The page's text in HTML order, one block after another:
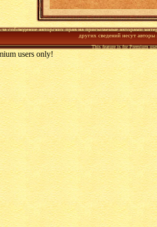
за соблюдение авторских прав на присылаемые авторами
других сведений несут авторы
This feature is for Premium
users only!